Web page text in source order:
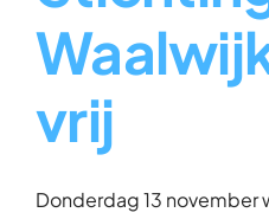
vrij
Donderdag 13 november